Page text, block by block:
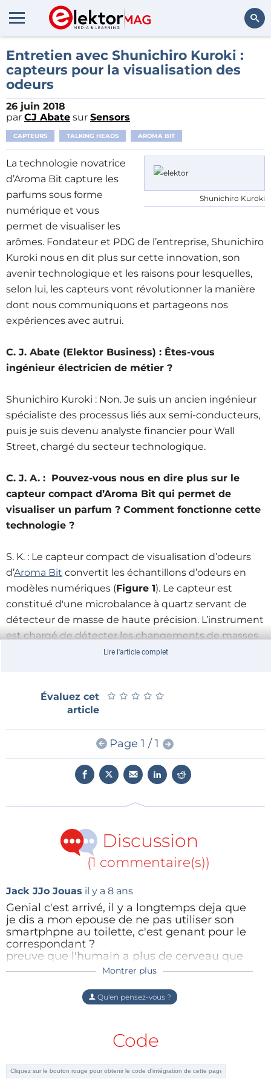
Rechercher
Entretien avec Shunichiro Kuroki :
capteurs pour la visualisation des
odeurs
26 juin 2018
par CJ Abate sur Sensors
CAPTEURS TALKING HEADS AROMA BIT
Shunichiro Kuroki
La technologie novatrice
d’Aroma Bit capture les
parfums sous forme
numérique et vous
permet de visualiser les
arômes. Fondateur et PDG de l’entreprise, Shunichiro
Kuroki nous en dit plus sur cette innovation, son
avenir technologique et les raisons pour lesquelles,
selon lui, les capteurs vont révolutionner la manière
dont nous communiquons et partageons nos
expériences avec autrui.
C. J. Abate (Elektor Business) : Êtes-vous
ingénieur électricien de métier ?
Shunichiro Kuroki : Non. Je suis un ancien ingénieur
spécialiste des processus liés aux semi-conducteurs,
puis je suis devenu analyste financier pour Wall
Street, chargé du secteur technologique.
C. J. A. : Pouvez-vous nous en dire plus sur le
capteur compact d’Aroma Bit qui permet de
visualiser un parfum ? Comment fonctionne cette
technologie ?
S. K. : Le capteur compact de visualisation d’odeurs
d’Aroma Bit convertit les échantillons d’odeurs en
modèles numériques (Figure 1). Le capteur est
constitué d'une microbalance à quartz servant de
détecteur de masse de haute précision. L’instrument
est chargé de détecter les changements de masses
à l’aide des fréquences de résonance à la surface du
affinité chimique différente selon la matière
concernée (notamment polarité forte ou faible,
hydrophobie/hydrophilie, etc.). Lorsqu’une odeur
atteint la surface de la microbalance et entre en
interaction, le changement de masse provoque une
modification de fréquence qui est ensuite détectée.
Figure 1 : Capteur de visualisation des odeurs.
C. J. A. : À quelles applications vos capteurs sont-
ils destinés ? Qui sont vos clients ?
S. K. : L'une des applications de notre capteur
Lire l'article complet
Évaluez cet
article
★ ★ ★ ★ ★
★ ★ ★ ★ ★
Page 1 / 1
Discussion
(1 commentaire(s))
Jack JJo Jouas il y a 8 ans
Genial c'est arrivé, il y a longtemps deja que
je dis a mon epouse de ne pas utiliser son
smartphpne au toilette, c'est genant pour le
correspondant ?
preuve que l'humain a plus de cerveau que
le robot connecté.Montrer plus
Qu'en pensez-vous ?
Code